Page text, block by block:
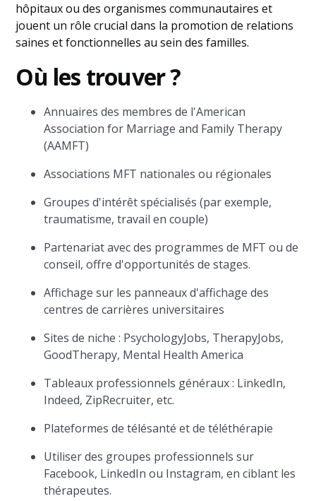
hôpitaux ou des organismes communautaires et
jouent un rôle crucial dans la promotion de relations
saines et fonctionnelles au sein des familles.
Où les trouver ?
Annuaires des membres de l'American
Association for Marriage and Family Therapy
(AAMFT)
Associations MFT nationales ou régionales
Groupes d'intérêt spécialisés (par exemple,
traumatisme, travail en couple)
Partenariat avec des programmes de MFT ou de
conseil, offre d'opportunités de stages.
Affichage sur les panneaux d'affichage des
centres de carrières universitaires
Sites de niche : PsychologyJobs, TherapyJobs,
GoodTherapy, Mental Health America
Tableaux professionnels généraux : LinkedIn,
Indeed, ZipRecruiter, etc.
Plateformes de télésanté et de téléthérapie
Utiliser des groupes professionnels sur
Facebook, LinkedIn ou Instagram, en ciblant les
thérapeutes.